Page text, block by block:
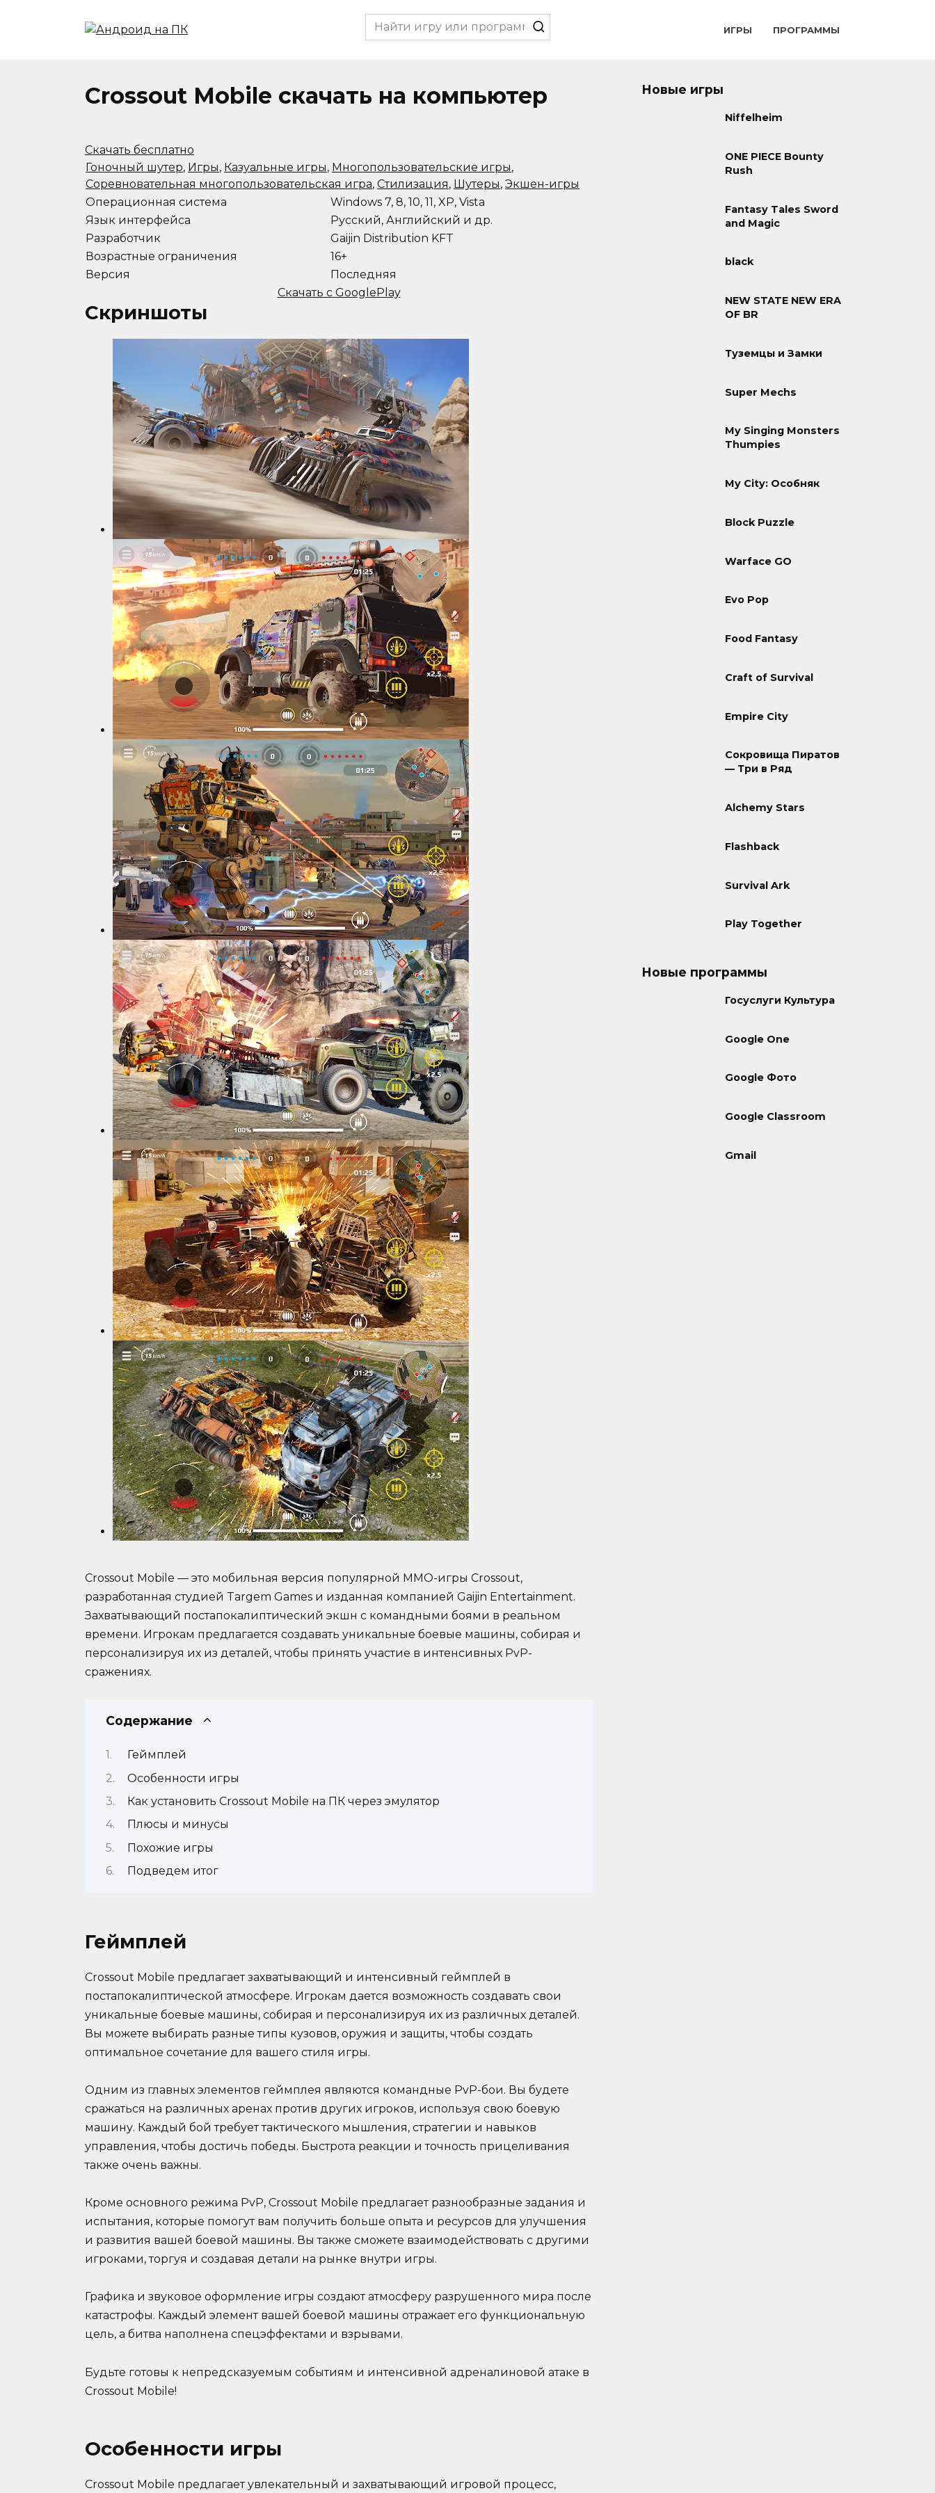
Search
for:
ИГРЫ ПРОГРАММЫ
Crossout Mobile скачать на компьютер
Скачать бесплатно
Гоночный шутер, Игры, Казуальные игры, Многопользовательские игры,
Соревновательная многопользовательская игра, Стилизация, Шутеры, Экшен-игры
Операционная система
Windows 7, 8, 10, 11, XP, Vista
Язык интерфейса
Русский, Английский и др.
Разработчик
Gaijin Distribution KFT
Возрастные ограничения
16+
Версия
Последняя
Скачать с GooglePlay
Скриншоты
Crossout Mobile — это мобильная версия популярной MMO-игры Crossout,
разработанная студией Targem Games и изданная компанией Gaijin Entertainment.
Захватывающий постапокалиптический экшн с командными боями в реальном
времени. Игрокам предлагается создавать уникальные боевые машины, собирая и
персонализируя их из деталей, чтобы принять участие в интенсивных PvP-
сражениях.
Содержание
Геймплей
Особенности игры
Как установить Crossout Mobile на ПК через эмулятор
Плюсы и минусы
Похожие игры
Подведем итог
Геймплей
Crossout Mobile предлагает захватывающий и интенсивный геймплей в
постапокалиптической атмосфере. Игрокам дается возможность создавать свои
уникальные боевые машины, собирая и персонализируя их из различных деталей.
Вы можете выбирать разные типы кузовов, оружия и защиты, чтобы создать
оптимальное сочетание для вашего стиля игры.
Одним из главных элементов геймплея являются командные PvP-бои. Вы будете
сражаться на различных аренах против других игроков, используя свою боевую
машину. Каждый бой требует тактического мышления, стратегии и навыков
управления, чтобы достичь победы. Быстрота реакции и точность прицеливания
также очень важны.
Кроме основного режима PvP, Crossout Mobile предлагает разнообразные задания и
испытания, которые помогут вам получить больше опыта и ресурсов для улучшения
и развития вашей боевой машины. Вы также сможете взаимодействовать с другими
игроками, торгуя и создавая детали на рынке внутри игры.
Графика и звуковое оформление игры создают атмосферу разрушенного мира после
катастрофы. Каждый элемент вашей боевой машины отражает его функциональную
цель, а битва наполнена спецэффектами и взрывами.
Будьте готовы к непредсказуемым событиям и интенсивной адреналиновой атаке в
Crossout Mobile!
Особенности игры
Crossout Mobile предлагает увлекательный и захватывающий игровой процесс,
Новые игры
Niffelheim
ONE PIECE Bounty
Rush
Fantasy Tales Sword
and Magic
black
NEW STATE NEW ERA
OF BR
Туземцы и Замки
Super Mechs
My Singing Monsters
Thumpies
My City: Особняк
Block Puzzle
Warface GO
Evo Pop
Food Fantasy
Craft of Survival
Empire City
Сокровища Пиратов
— Три в Ряд
Alchemy Stars
Flashback
Survival Ark
Play Together
Новые программы
Госуслуги Культура
Google One
Google Фото
Google Classroom
Gmail